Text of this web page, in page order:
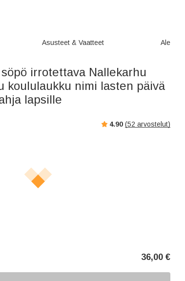
Asusteet & Vaatteet Ale
irrotettava Nallekarhu
koululaukku nimi lasten päivä
lapsille
4.90 (52 arvostelut)
36,00 €